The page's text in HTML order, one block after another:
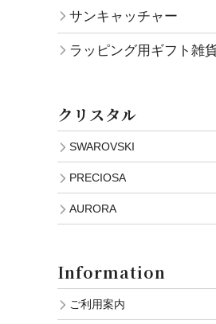
サンキャッチャー
ラッピング用ギフト雑
クリスタル
SWAROVSKI
PRECIOSA
AURORA
Information
ご利用案内